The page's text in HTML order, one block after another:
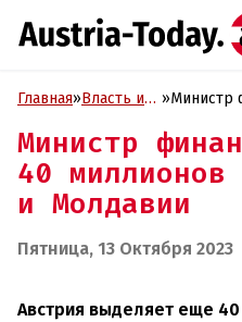
Главная»Власть и
»Министр
Министр
40 миллионов
и Молдавии
Пятница, 13 Октября 2023
Австрия выделяет еще